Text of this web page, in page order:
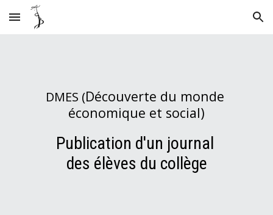
Skip to main content Skip to navigation
DMES (Découverte du monde
économique et social)
Publication d'un journal
des élèves du collège